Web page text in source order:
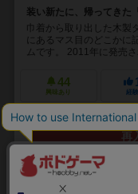
装い新たに、帰ってきた
巾着から取り出した木製
にあるマス目のどこかに
ムです。 2011年に発売
44
興味あり 経験
再